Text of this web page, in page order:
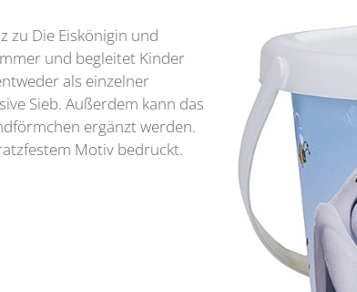
zu Die Eiskönigin und
und begleitet Kinder
als einzelner
Sieb. Außerdem kann das
ergänzt werden.
Motiv bedruckt.